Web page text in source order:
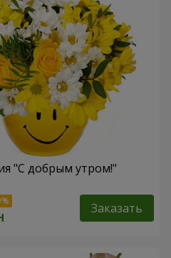
"С добрым утром!"
Заказать